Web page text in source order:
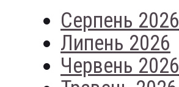
Серпень 2026
Липень 2026
Червень 2026